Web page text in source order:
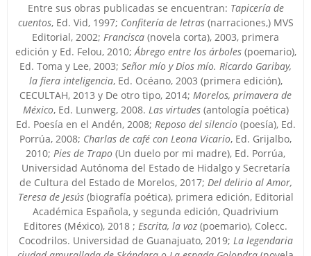
Entre sus obras publicadas se encuentran: Tapicería de
cuentos, Ed. Vid, 1997; Confitería de letras(narraciones,) MVS
Editorial, 2002; Francisca (novela corta), 2003, primera
edición y Ed. Felou, 2010;Ábrego entre los árboles(poemario),
Ed. Toma y Lee, 2003; Señor mío y Dios mío. Ricardo Garibay,
la fiera inteligencia, Ed. Océano, 2003 (primera edición),
CECULTAH, 2013 y De otro tipo, 2014; Morelos, primavera de
México, Ed. Lunwerg, 2008. Las virtudes(antología poética)
Ed. Poesía en el Andén, 2008; Reposo del silencio(poesía), Ed.
Porrúa, 2008; Charlas de café con Leona Vicario, Ed. Grijalbo,
2010; Pies de Trapo (Un duelo por mi madre), Ed. Porrúa,
Universidad Autónoma del Estado de Hidalgo y Secretaría
de Cultura del Estado de Morelos, 2017; Del delirio al Amor,
Teresa de Jesús(biografía poética), primera edición, Editorial
Académica Española, y segunda edición, Quadrivium
Editores (México), 2018 ; Escrita, la voz (poemario), Colecc.
Cocodrilos. Universidad de Guanajuato, 2019; La legendaria